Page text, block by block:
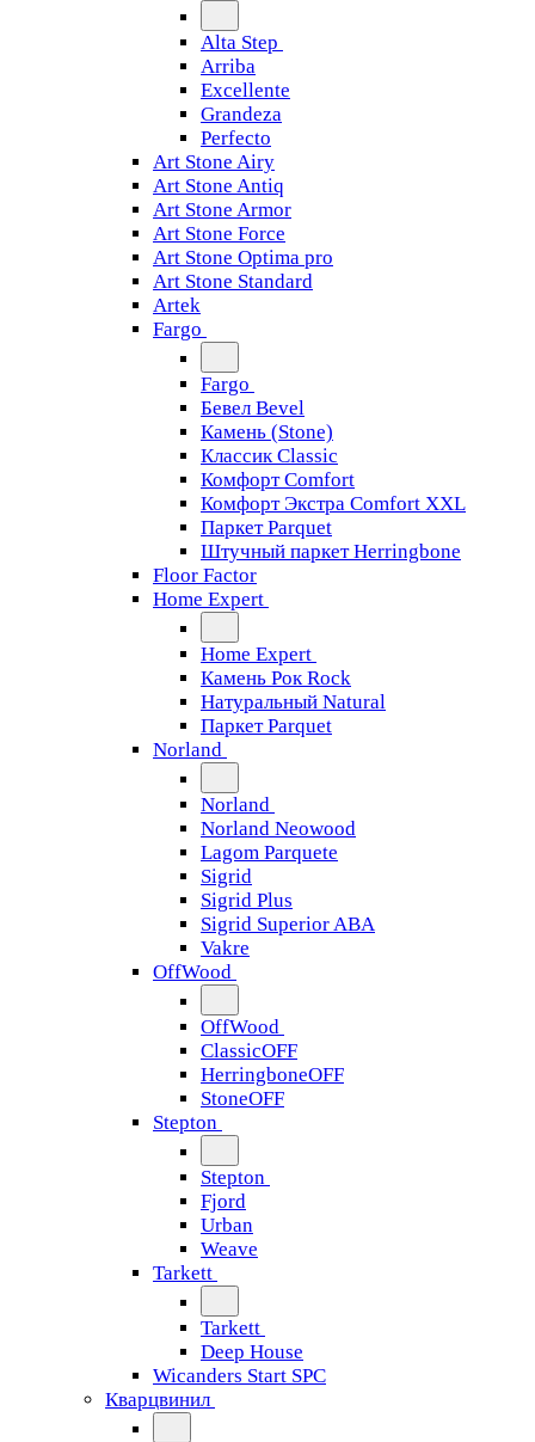
Alta Step
Arriba
Excellente
Grandeza
Perfecto
Art Stone Airy
Art Stone Antiq
Art Stone Armor
Art Stone Force
Art Stone Optima pro
Art Stone Standard
Artek
Fargo
Fargo
Бевел Bevel
Камень (Stone)
Классик Classic
Комфорт Comfort
Комфорт Экстра Comfort XXL
Паркет Parquet
Штучный паркет Herringbone
Floor Factor
Home Expert
Home Expert
Камень Рок Rock
Натуральный Natural
Паркет Parquet
Norland
Norland
Norland Neowood
Lagom Parquete
Sigrid
Sigrid Plus
Sigrid Superior ABA
Vakre
OffWood
OffWood
ClassicOFF
HerringboneOFF
StoneOFF
Stepton
Stepton
Fjord
Urban
Weave
Tarkett
Tarkett
Deep House
Wicanders Start SPC
Кварцвинил